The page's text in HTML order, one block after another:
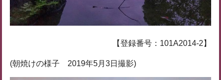
【登録番号：101A2014-2】
(朝焼けの様子 2019年5月3日撮影)